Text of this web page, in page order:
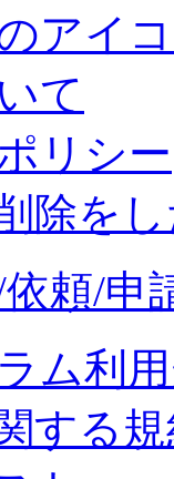
アイ
て
リシー
除を
頼/申
ム利
する